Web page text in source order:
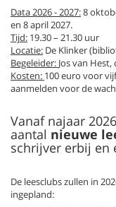
Data 2026 - 2027:8
en 8 april 2027.
Tijd: 19.30 – 21.30 uur
Locatie: De Klinker
Begeleider: Jos van
Kosten: 100 euro voor
aanmelden voor de
Vanaf najaar
aantal nieuwe
schrijver erbij en
De leesclubs zullen in
ingepland: